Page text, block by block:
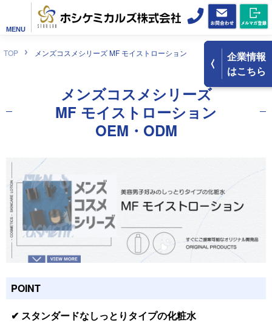
MENU
企業情報
はこちら
TOP メンズコスメシリーズ MF モイストローション
メンズコスメシリーズ
MF モイストローション
OEM・ODM
POINT
✔ スタンダードなしっとりタイプの化粧水